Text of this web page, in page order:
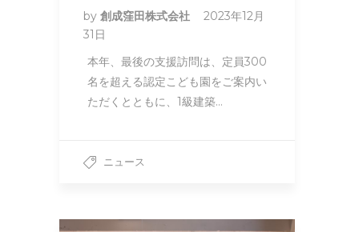
by 創成窪田株式会社
2023年12月
31日
本年、最後の支援訪問は、定員300
名を超える認定こども園をご案内い
ただくとともに、1級建築…
ニュース